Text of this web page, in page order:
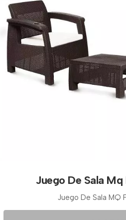
Juego De Sala
Juego De Sala MQ